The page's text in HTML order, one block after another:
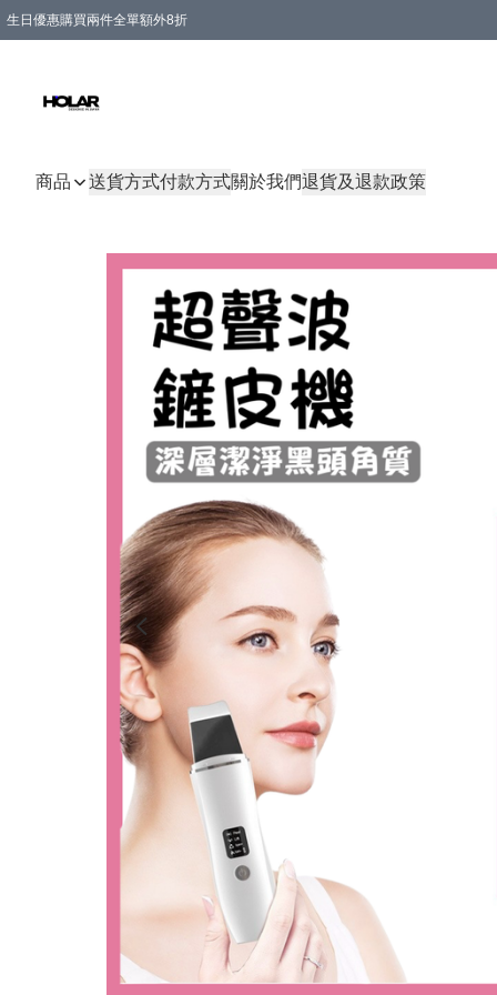
生日優惠購買兩件全單額外8折
商品 送貨方式付款方式關於我們退貨及退款政策